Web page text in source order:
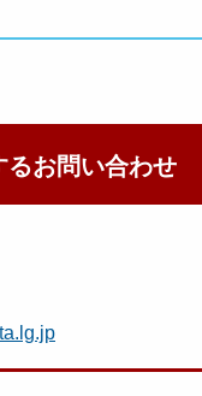
るお問い合わせ